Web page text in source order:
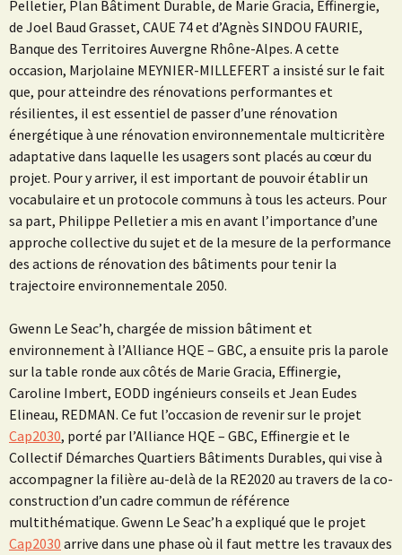
Pelletier, Plan Bâtiment Durable, de Marie Gracia, Effinergie,
de Joel Baud Grasset, CAUE 74 et d’Agnès SINDOU FAURIE,
Banque des Territoires Auvergne Rhône-Alpes. A cette
occasion, Marjolaine MEYNIER-MILLEFERT a insisté sur le fait
que, pour atteindre des rénovations performantes et
résilientes, il est essentiel de passer d’une rénovation
énergétique à une rénovation environnementale multicritère
adaptative dans laquelle les usagers sont placés au cœur du
projet. Pour y arriver, il est important de pouvoir établir un
vocabulaire et un protocole communs à tous les acteurs. Pour
sa part, Philippe Pelletier a mis en avant l’importance d’une
approche collective du sujet et de la mesure de la performance
des actions de rénovation des bâtiments pour tenir la
trajectoire environnementale 2050.
Gwenn Le Seac’h, chargée de mission bâtiment et
environnement à l’Alliance HQE – GBC, a ensuite pris la parole
sur la table ronde aux côtés de Marie Gracia, Effinergie,
Caroline Imbert, EODD ingénieurs conseils etJean Eudes
Elineau, REDMAN. Ce fut l’occasion de revenir sur le projet
Cap2030, porté par l’Alliance HQE – GBC, Effinergie et le
Collectif Démarches Quartiers Bâtiments Durables, qui vise à
accompagner la filière au-delà de la RE2020 au travers de la co-
construction d’un cadre commun de référence
multithématique. Gwenn Le Seac’h a expliqué que le projet
Cap2030 arrive dans une phase où il faut mettre les travaux des